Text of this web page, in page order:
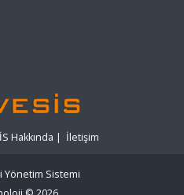
Hakkında | İletişim
Yönetim Sistemi